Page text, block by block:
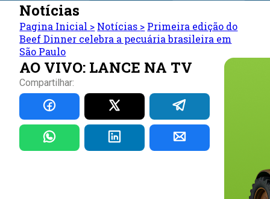
Notícias
Pagina Inicial > Notícias > Primeira edição do
Beef Dinner celebra a pecuária brasileira em
São Paulo
AO VIVO: LANCE NA TV
Compartilhar: